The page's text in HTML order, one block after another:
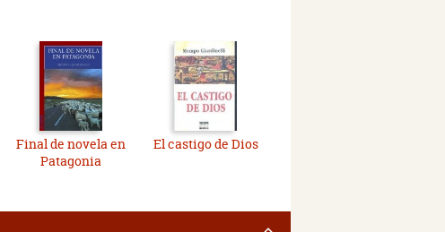
Final de novela en
Patagonia
El castigo de Dios